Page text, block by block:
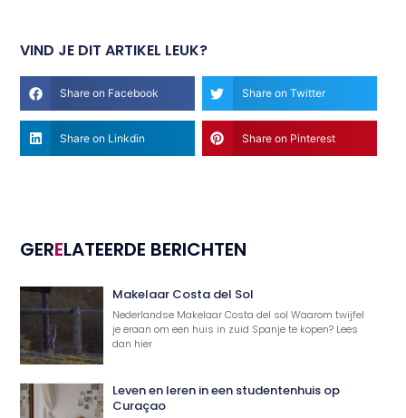
VIND JE DIT ARTIKEL LEUK?
Share on Facebook Share on Twitter
Share on Linkdin Share on Pinterest
GERELATEERDE BERICHTEN
Makelaar Costa del Sol
Nederlandse Makelaar Costa del sol Waarom twijfel
je eraan om een huis in zuid Spanje te kopen? Lees
dan hier
Leven en leren in een studentenhuis op
Curaçao